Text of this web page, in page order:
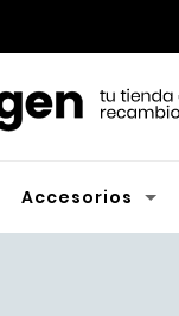
Accesorios